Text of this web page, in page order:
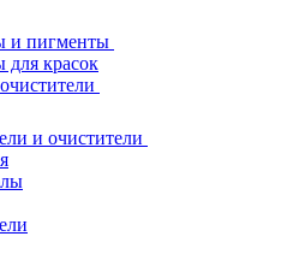
и пигменты
для красок
и очистители